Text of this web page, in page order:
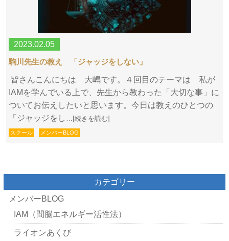
2023.02.05
駒川先生の教え 「ジャッジをしない」
皆さんこんにちは 大嶋です。４回目のテーマは 私が
IAMを学んでいる上で、先生から教わった「大切な事」に
ついてお伝えしたいと思います。今日は教えのひとつの
「ジャッジをし …[続きを読む]
スクール メンバーBLOG
カテゴリー
メンバーBLOG
IAM（間脳エネルギー活性法）
ライオンあくび